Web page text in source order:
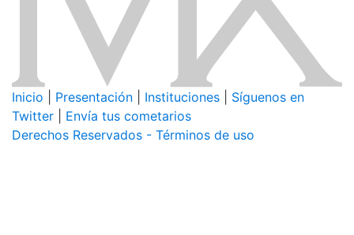
Inicio Presentación Instituciones
Síguenos en
Twitter
Envía tus cometarios
Derechos Reservados - Términos de uso